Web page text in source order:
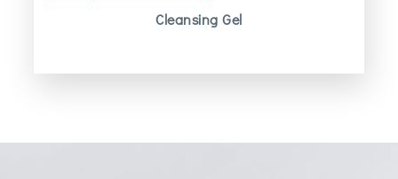
Cleansing Gel